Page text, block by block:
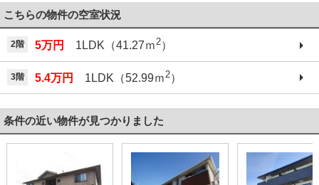
こちらの物件の空室状況
2階 5万円 1LDK（41.27ｍ2）
3階 5.4万円 1LDK（52.99ｍ 2）
条件の近い物件が見つかりました